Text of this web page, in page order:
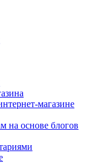
магазине
на основе блогов